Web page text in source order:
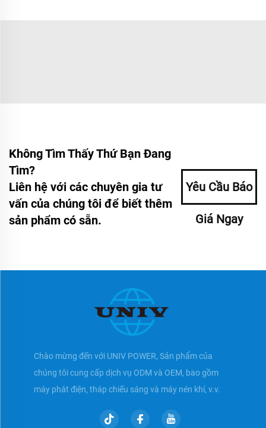
Không Tìm Thấy Thứ Bạn Đang
Tìm?
Liên hệ với các chuyên gia tư
vấn của chúng tôi để biết thêm
sản phẩm có sẵn.
Yêu Cầu Báo
Giá Ngay
Chào mừng đến với UNIV POWER, Sản phẩm của
chúng tôi cung cấp dịch vụ ODM và OEM, bao gồm
máy phát điện, tháp chiếu sáng và máy nén khí, v.v.